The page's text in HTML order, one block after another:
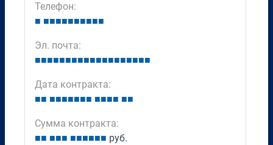
Телефон:
■ ■■■■■■■■■■
Эл. почта:
■■■■■■■■■■■■■■■■■■■
Дата контракта:
■■ ■■■■■■■ ■■■■ ■■
Сумма контракта:
■■ ■■■ ■■■■■■ руб.